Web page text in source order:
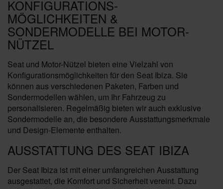
KONFIGURATIONS-
MÖGLICHKEITEN &
SONDERMODELLE BEI MOTOR-
NÜTZEL
Seat und Motor-Nützel bieten eine Vielzahl von
Konfigurationsmöglichkeiten für den Seat Ibiza. Sie
können aus verschiedenen Paketen, Farben und
Sondermodellen wählen, um Ihr Fahrzeug zu
personalisieren. Regelmäßig bieten wir auch exklusive
Sondermodelle an, die besondere Ausstattungsmerkmale
und Design-Elemente enthalten.
AUSSTATTUNG DES SEAT IBIZA
Der Seat Ibiza ist mit einer umfangreichen Ausstattung
ausgestattet, die Komfort und Sicherheit vereint. Dazu